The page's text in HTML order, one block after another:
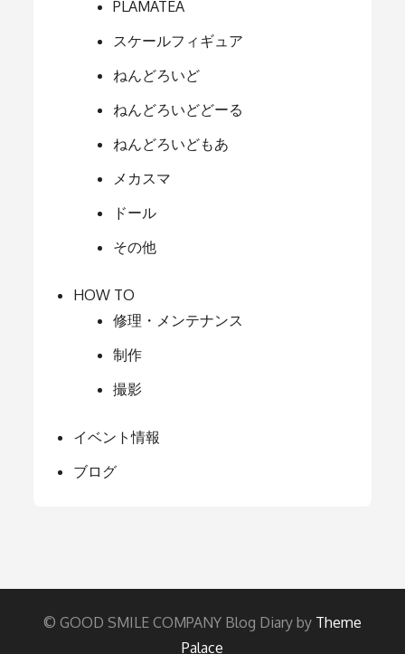
PLAMATEA
スケールフィギュア
ねんどろいど
ねんどろいどどーる
ねんどろいどもあ
メカスマ
ドール
その他
HOW TO
修理・メンテナンス
制作
撮影
イベント情報
ブログ
© GOOD SMILE COMPANY Blog Diary by Theme
Palace